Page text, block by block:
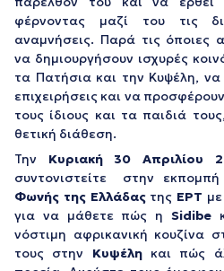
φέρνοντας μαζί του τις
αναμνήσεις. Παρά τις όποιες
να δημιουργήσουν ισχυρές
τα Πατήσια και την Κυψέλη, να
επιχειρήσεις και να
τους ίδιους και τα παιδιά
θετική διάθεση.
Την Κυριακή 30 Απριλίου
συντονιστείτε στην εκπομπή
Φωνής της Ελλάδαςτης ΕΡΤ
για να μάθετε πώς η Sidibe
νόστιμη αφρικανική κουζίνα
τους στην Κυψέληκαι πώς